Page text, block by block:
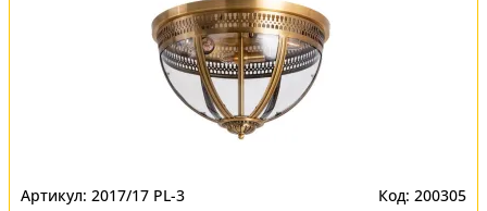
2017/17 PL-3 200305